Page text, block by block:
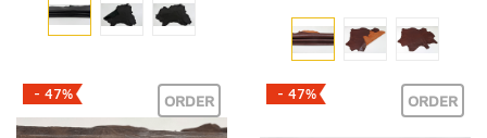
- 47% ORDER - 47% ORDER